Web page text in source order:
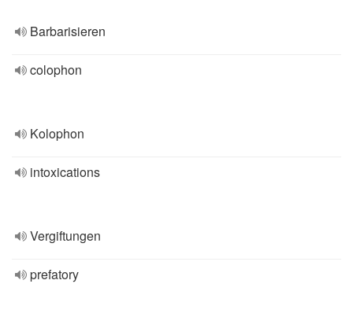
Barbarisieren
colophon
Kolophon
intoxications
Vergiftungen
prefatory